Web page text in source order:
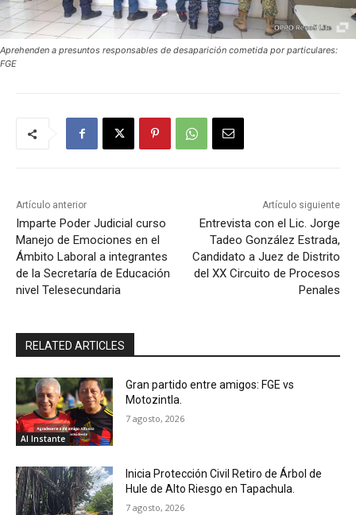
Aprehenden a presuntos responsables de desaparición cometida por particulares:
FGE
Artículo anterior
Imparte Poder Judicial curso
Manejo de Emociones en el
Ámbito Laboral a integrantes
de la Secretaría de Educación
nivel Telesecundaria
Artículo siguiente
Entrevista con el Lic. Jorge
Tadeo González Estrada,
Candidato a Juez de Distrito
del XX Circuito de Procesos
Penales
RELATED ARTICLES
Al Instante
Gran partido entre amigos: FGE vs
Motozintla.
7 agosto, 2026
Inicia Protección Civil Retiro de Árbol de
Hule de Alto Riesgo en Tapachula.
7 agosto, 2026